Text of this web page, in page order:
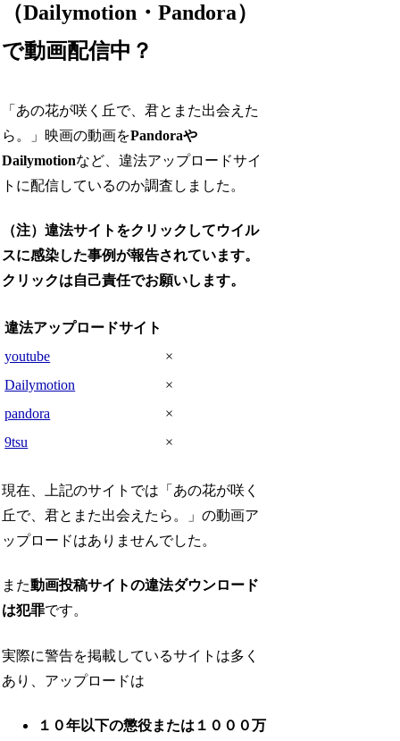
（Dailymotion・Pandora）
で動画配信中？
「あの花が咲く丘で、君とまた出会えた
ら。」映画の動画をPandoraや
Dailymotionなど、違法アップロードサイ
トに配信しているのか調査しました。
（注）違法サイトをクリックしてウイル
スに感染した事例が報告されています。
クリックは自己責任でお願いします。
違法アップロードサイト
youtube
×
Dailymotion
×
pandora
×
9tsu
×
現在、上記のサイトでは「あの花が咲く
丘で、君とまた出会えたら。」の動画ア
ップロードはありませんでした。
また動画投稿サイトの違法ダウンロード
は犯罪です。
実際に警告を掲載しているサイトは多く
あり、アップロードは
１０年以下の懲役または１０００万